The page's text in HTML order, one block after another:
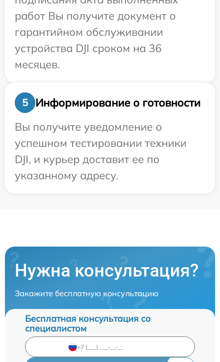
работ Вы получите документ о
гарантийном обслуживании
устройства DJI сроком на 36
месяцев.
5
Информирование о готовности
Вы получите уведомление о
успешном тестировании техники
DJI, и курьер доставит ее по
указанному адресу.
Нужна консультация?
Закажите бесплатную консультацию
Бесплатная консультация со
специалистом